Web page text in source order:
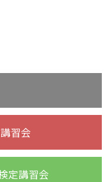
習会
定講習会